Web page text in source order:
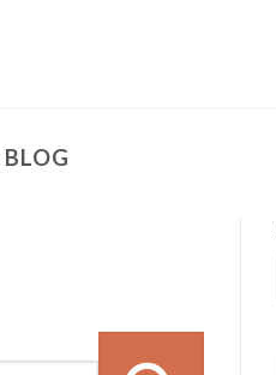
BLOG